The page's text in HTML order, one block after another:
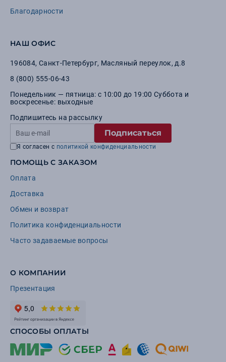
Благодарности
НАШ ОФИС
196084, Санкт-Петербург, Масляный переулок, д.8
8 (800) 555-06-43
Понедельник — пятница: с 10:00 до 19:00 Суббота и
воскресенье: выходные
Подпишитесь на рассылку
Подписаться
Я согласен с политикой конфиденциальности
ПОМОЩЬ С ЗАКАЗОМ
Оплата
Доставка
Обмен и возврат
Политика конфиденциальности
Часто задаваемые вопросы
О КОМПАНИИ
Презентация
СПОСОБЫ ОПЛАТЫ